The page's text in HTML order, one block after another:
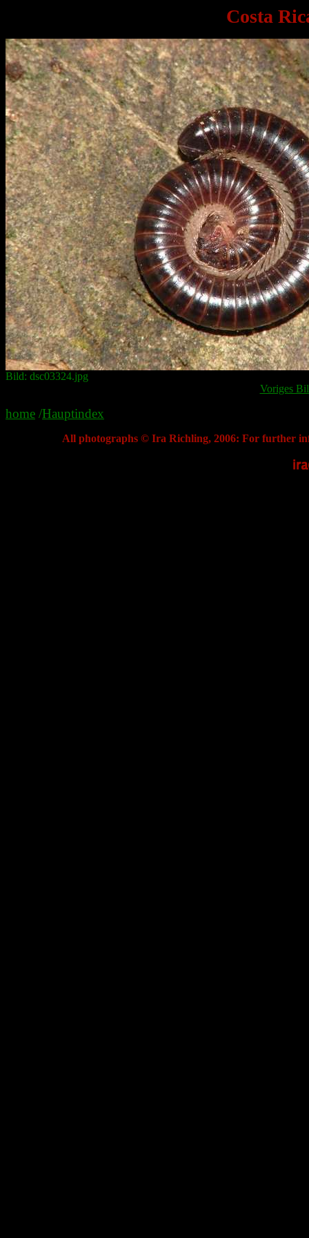
Costa
Bild: dsc03324.jpg
Voriges
home /Hauptindex
All photographs © Ira Richling, 2006: For further